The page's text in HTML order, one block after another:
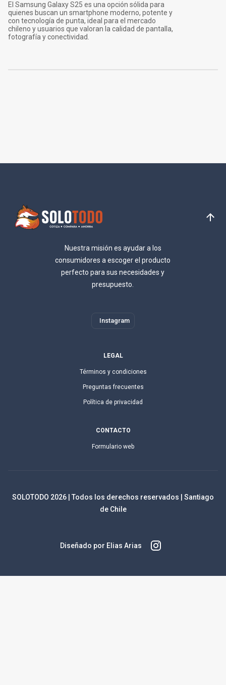
El Samsung Galaxy S25 es una opción sólida para
quienes buscan un smartphone moderno, potente y
con tecnología de punta, ideal para el mercado
chileno y usuarios que valoran la calidad de pantalla,
fotografía y conectividad.
Nuestra misión es ayudar a los
consumidores a escoger el producto
perfecto para sus necesidades y
presupuesto.
Instagram
LEGAL
Términos y condiciones
Preguntas frecuentes
Política de privacidad
CONTACTO
Formulario web
SOLOTODO 2026 | Todos los derechos reservados | Santiago
de Chile
Diseñado por Elias Arias